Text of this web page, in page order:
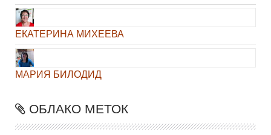
ЕКАТЕРИНА МИХЕЕВА
МАРИЯ БИЛОДИД
ОБЛАКО МЕТОК